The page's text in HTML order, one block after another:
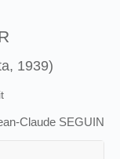
1939)
Claude SEGUIN